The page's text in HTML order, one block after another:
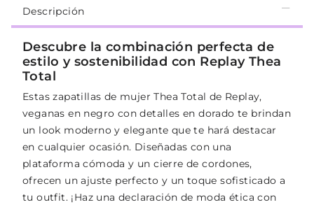
Descripción
Descubre la combinación perfecta de
estilo y sostenibilidad con Replay Thea
Total
Estas zapatillas de mujer Thea Total de Replay,
veganas en negro con detalles en dorado te brindan
un look moderno y elegante que te hará destacar
en cualquier ocasión. Diseñadas con una
plataforma cómoda y un cierre de cordones,
ofrecen un ajuste perfecto y un toque sofisticado a
tu outfit. ¡Haz una declaración de moda ética con